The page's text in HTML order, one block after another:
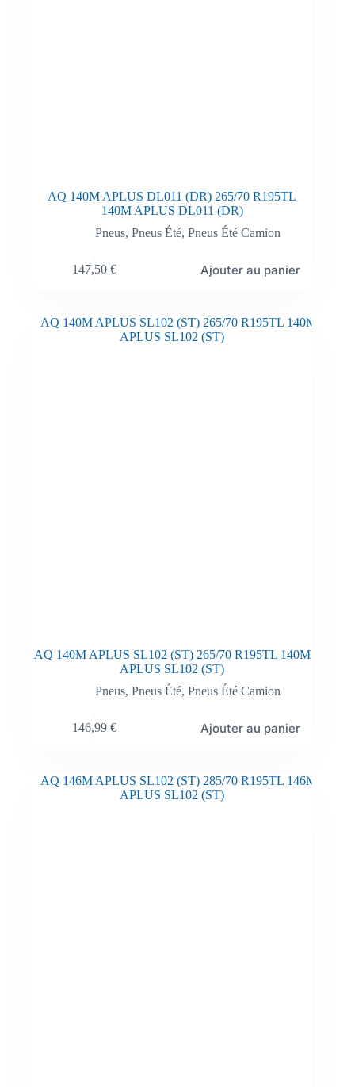
AQ 140M APLUS DL011 (DR) 265/70 R195TL
140M APLUS DL011 (DR)
Pneus,Pneus Été,Pneus Été Camion
147,50 € Ajouter au panier
AQ 140M APLUS SL102 (ST) 265/70 R195TL 140M
APLUS SL102 (ST)
Pneus,Pneus Été,Pneus Été Camion
146,99 € Ajouter au panier